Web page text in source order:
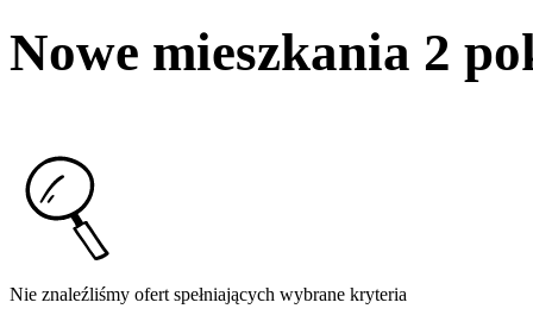
Nowe mieszkania 2
Nie znaleźliśmy ofert spełniających wybrane kryteria